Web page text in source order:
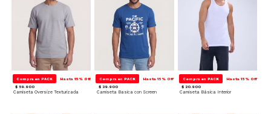
Compra en PACK Hasta 15% Off
$ 59.900
Camiseta Oversize Texturizada
Compra en PACK Hasta 15% Off
$ 39.900
Camiseta Basica con Screen
Compra en PACK Hasta 15% Off
$ 20.900
Camiseta Básica Interior